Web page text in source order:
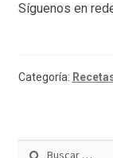
Síguenos en
Categoría: